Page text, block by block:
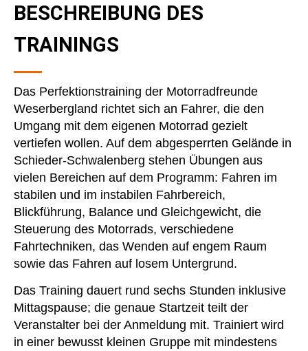
BESCHREIBUNG DES
TRAININGS
Das Perfektionstraining der Motorradfreunde
Weserbergland richtet sich an Fahrer, die den
Umgang mit dem eigenen Motorrad gezielt
vertiefen wollen. Auf dem abgesperrten Gelände in
Schieder-Schwalenberg stehen Übungen aus
vielen Bereichen auf dem Programm: Fahren im
stabilen und im instabilen Fahrbereich,
Blickführung, Balance und Gleichgewicht, die
Steuerung des Motorrads, verschiedene
Fahrtechniken, das Wenden auf engem Raum
sowie das Fahren auf losem Untergrund.
Das Training dauert rund sechs Stunden inklusive
Mittagspause; die genaue Startzeit teilt der
Veranstalter bei der Anmeldung mit. Trainiert wird
in einer bewusst kleinen Gruppe mit mindestens